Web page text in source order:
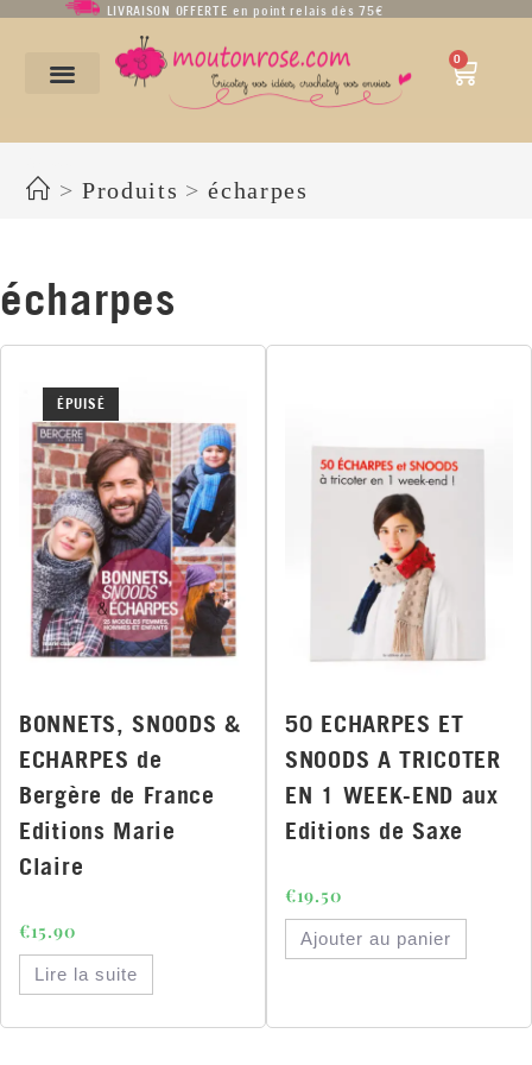
LIVRAISON OFFERTE en point relais dès 75€
0
> Produits > écharpes
écharpes
ÉPUISÉ
BONNETS, SNOODS &
ECHARPES de
Bergère de France
Editions Marie
Claire
€15.90
Lire la suite
50 ECHARPES ET
SNOODS A TRICOTER
EN 1 WEEK-END aux
Editions de Saxe
€19.50
Ajouter au panier